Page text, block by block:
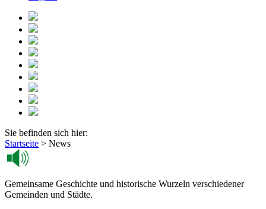
Sie befinden sich hier:
Startseite > News
Gemeinsame Geschichte und historische Wurzeln verschiedener
Gemeinden und Städte.